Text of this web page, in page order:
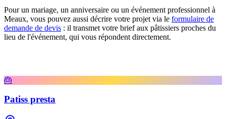
Pour un mariage, un anniversaire ou un événement professionnel à
Meaux, vous pouvez aussi décrire votre projet via le formulaire de
demande de devis : il transmet votre brief aux pâtissiers proches du
lieu de l'événement, qui vous répondent directement.
🎂
Patiss presta